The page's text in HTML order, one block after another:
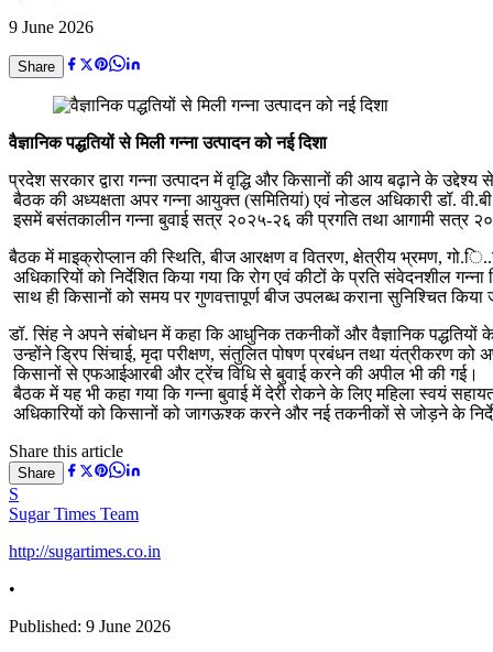
9 June 2026
Share
वैज्ञानिक पद्धतियों से मिली गन्ना उत्पादन को नई दिशा
प्रदेश सरकार द्वारा गन्ना उत्पादन में वृद्धि और किसानों की आय बढ़ाने के
बैठक की अध्यक्षता अपर गन्ना आयुक्त (समितियां) एवं नोडल अधिकारी डॉ.
इसमें बसंतकालीन गन्ना बुवाई सत्र २०२५-२६ की प्रगति तथा आगामी सत्र
बैठक में माइक्रोप्लान की स्थिति, बीज आरक्षण व वितरण, क्षेत्रीय भ्रमण,
अधिकारियों को निर्देशित किया गया कि रोग एवं कीटों के प्रति संवेदनशील
साथ ही किसानों को समय पर गुणवत्तापूर्ण बीज उपलब्ध कराना सुनिश्चित किया
डॉ. सिंह ने अपने संबोधन में कहा कि आधुनिक तकनीकों और वैज्ञानिक पद्धतियों के
उन्होंने ड्रिप सिंचाई, मृदा परीक्षण, संतुलित पोषण प्रबंधन तथा यंत्रीकरण को
किसानों से एफआईआरबी और ट्रेंच विधि से बुवाई करने की अपील भी की गई।
बैठक में यह भी कहा गया कि गन्ना बुवाई में देरी रोकने के लिए महिला स्वयं
अधिकारियों को किसानों को जागऊश्क करने और नई तकनीकों से जोड़ने के
Share this article
Share
S
Sugar Times Team
http://sugartimes.co.in
•
Published: 9 June 2026